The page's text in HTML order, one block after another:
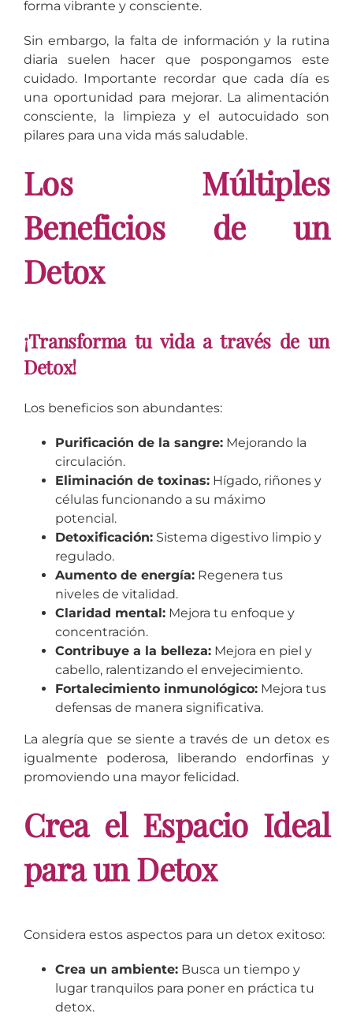
forma vibrante y consciente.
Sin embargo, la falta de información y la rutina
diaria suelen hacer que pospongamos este
cuidado. Importante recordar que cada día es
una oportunidad para mejorar. La alimentación
consciente, la limpieza y el autocuidado son
pilares para una vida más saludable.
Los Múltiples
Beneficios de un
Detox
¡Transforma tu vida a través de un
Detox!
Los beneficios son abundantes:
Purificación de la sangre:Mejorando la
circulación.
Eliminación de toxinas:Hígado, riñones y
células funcionando a su máximo
potencial.
Detoxificación:Sistema digestivo limpio y
regulado.
Aumento de energía:Regenera tus
niveles de vitalidad.
Claridad mental:Mejora tu enfoque y
concentración.
Contribuye a la belleza:Mejora en piel y
cabello, ralentizando el envejecimiento.
Fortalecimiento inmunológico:Mejora tus
defensas de manera significativa.
La alegría que se siente a través de un detox es
igualmente poderosa, liberando endorfinas y
promoviendo una mayor felicidad.
Crea el Espacio Ideal
para un Detox
Considera estos aspectos para un detox exitoso:
Crea un ambiente:Busca un tiempo y
lugar tranquilos para poner en práctica tu
detox.